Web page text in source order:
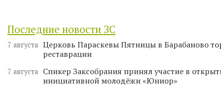
Последние новости ЗС
7 августа Церковь Параскевы Пятницы в Барабаново
реставрации
7 августа
Спикер Заксобрания принял участие в
инициативной молодёжи «Юниор»